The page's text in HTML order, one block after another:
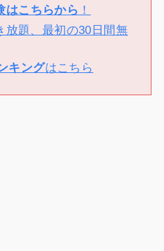
こちらから ！
放題、最初の30日間無
キングはこちら